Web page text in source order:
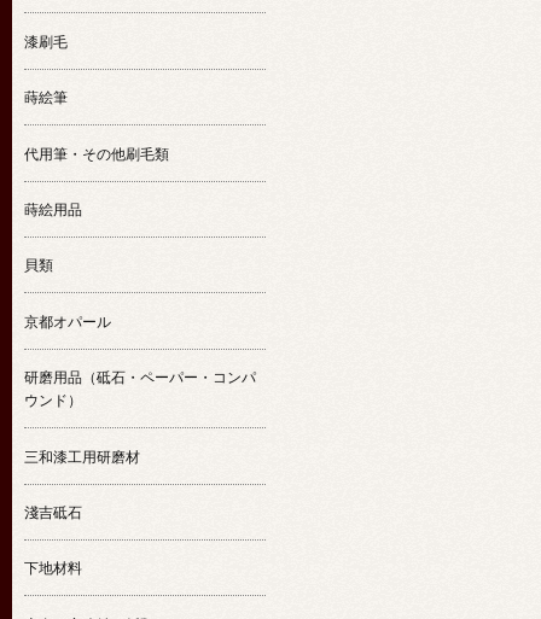
漆刷毛
蒔絵筆
代用筆・その他刷毛類
蒔絵用品
貝類
京都オパール
研磨用品（砥石・ペーパー・コンパ
ウンド）
三和漆工用研磨材
淺吉砥石
下地材料